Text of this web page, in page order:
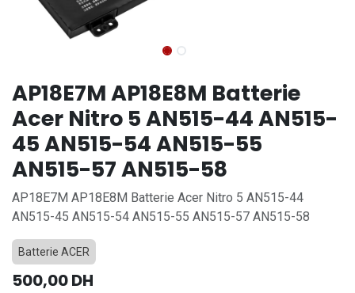
AP18E7M AP18E8M Batterie
Acer Nitro 5 AN515-44 AN515-
45 AN515-54 AN515-55
AN515-57 AN515-58
AP18E7M AP18E8M Batterie Acer Nitro 5 AN515-44
AN515-45 AN515-54 AN515-55 AN515-57 AN515-58
Batterie ACER
500,00DH